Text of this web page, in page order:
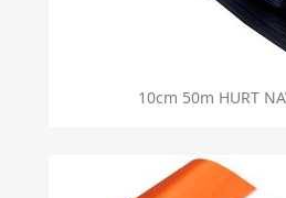
10cm 50m HURT